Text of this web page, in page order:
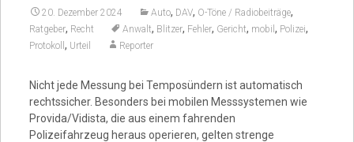
20. Dezember 2024 Auto, DAV, O-Töne / Radiobeiträge,
Ratgeber, Recht Anwalt, Blitzer, Fehler, Gericht, mobil , Polizei,
Protokoll , Urteil Reporter
Nicht jede Messung bei Temposündern ist automatisch
rechtssicher. Besonders bei mobilen Messsystemen wie
Provida/Vidista, die aus einem fahrenden
Polizeifahrzeug heraus operieren, gelten strenge